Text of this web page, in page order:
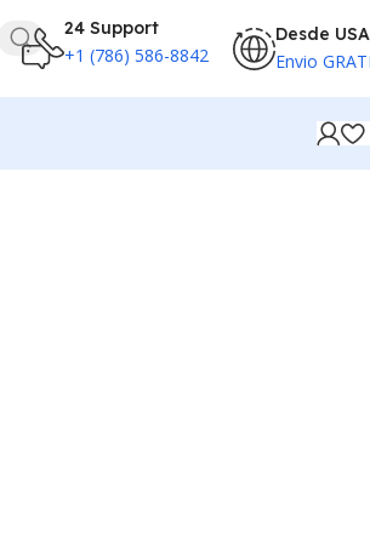
24 Support
+1 (786) 586-8842
Desde USA
Envio